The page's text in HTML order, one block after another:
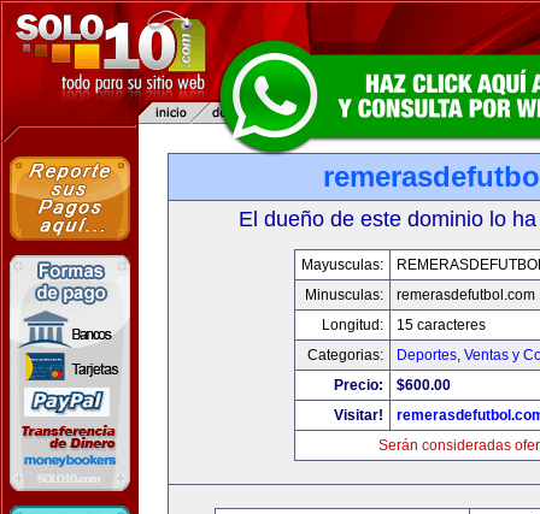
El dueño de este dominio lo
Mayusculas:
Minusculas:
remerasdefutbol.com
Longitud:
15 caracteres
Categorias:
Deportes, Ventas y
Precio:
$600.00
Visitar!
Serán consideradas